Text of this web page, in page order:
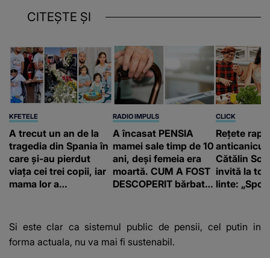
CITEȘTE ȘI
KFETELE
A trecut un an de la
tragedia din Spania în
care și-au pierdut
viața cei trei copii, iar
mama lor a…
RADIO IMPULS
A încasat PENSIA
mamei sale timp de 10
ani, deși femeia era
moartă. CUM A FOST
DESCOPERIT bărbatul
banii obținuți? SUMA
E COLOSALĂ
CLICK
Rețete
Cătălin
invită la
linte: „Spor
Si este clar ca sistemul public de pensii, cel putin in
forma actuala, nu va mai fi sustenabil.